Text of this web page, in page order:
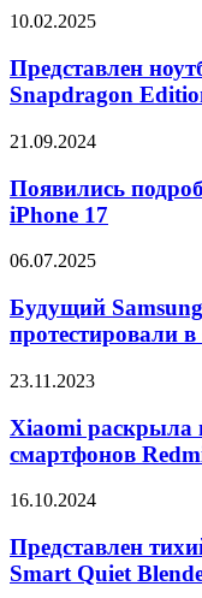
Garment
2
Представлен
Asus
ZenBook
14
Snapdragon
10.02.2025
Представлен
Snapdragon
Появились
о
смартфонах
серии
17
21.09.2024
Появились
iPhone 17
Будущий
Galaxy
S25
FE
в
06.07.2025
Будущий
протестировали в
Xiaomi
подробности
о
серии
Redmi
23.11.2023
Xiaomi раскрыла
смартфонов
Представлен
смарт-
блендер
Xiaomi
16.10.2024
Представлен
Smart Quiet